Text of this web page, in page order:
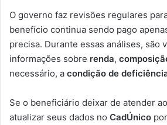
O governo faz revisões regulares
benefício continua sendo pago
precisa. Durante essas análises, são
informações sobre renda,
necessário, a condição de
Se o beneficiário deixar de atender
atualizar seus dados no CadÚnico